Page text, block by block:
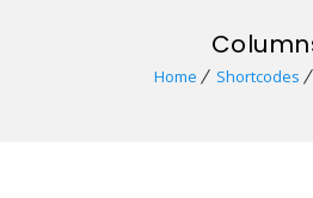
Home Shortcodes